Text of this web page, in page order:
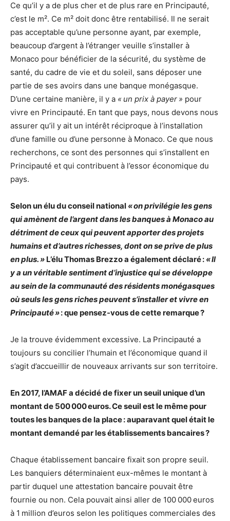
Ce qu’il y a de plus cher et de plus rare en Principauté,
c’est le m². Ce m² doit donc être rentabilisé. Il ne serait
pas acceptable qu’une personne ayant, par exemple,
beaucoup d’argent à l’étranger veuille s’installer à
Monaco pour bénéficier de la sécurité, du système de
santé, du cadre de vie et du soleil, sans déposer une
partie de ses avoirs dans une banque monégasque.
D’une certaine manière, il y a « un prix à payer » pour
vivre en Principauté. En tant que pays, nous devons nous
assurer qu’il y ait un intérêt réciproque à l’installation
d’une famille ou d’une personne à Monaco. Ce que nous
recherchons, ce sont des personnes qui s’installent en
Principauté et qui contribuent à l’essor économique du
pays.
Selon un élu du conseil national « on privilégie les gens
qui amènent de l’argent dans les banques à Monaco au
détriment de ceux qui peuvent apporter des projets
humains et d’autres richesses, dont on se prive de plus
en plus. » L’élu Thomas Brezzo a également déclaré : « Il
y a un véritable sentiment d’injustice qui se développe
au sein de la communauté des résidents monégasques
où seuls les gens riches peuvent s’installer et vivre en
Principauté »: que pensez-vous de cette remarque ?
Je la trouve évidemment excessive. La Principauté a
toujours su concilier l’humain et l’économique quand il
s’agit d’accueillir de nouveaux arrivants sur son territoire.
En 2017, l’AMAF a décidé de fixer un seuil unique d’un
montant de 500 000 euros. Ce seuil est le même pour
toutes les banques de la place : auparavant quel était le
montant demandé par les établissements bancaires ?
Chaque établissement bancaire fixait son propre seuil.
Les banquiers déterminaient eux-mêmes le montant à
partir duquel une attestation bancaire pouvait être
fournie ou non. Cela pouvait ainsi aller de 100 000 euros
à 1 million d’euros selon les politiques commerciales des